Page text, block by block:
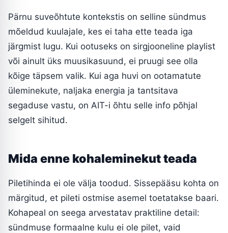
Pärnu suveõhtute kontekstis on selline sündmus
mõeldud kuulajale, kes ei taha ette teada iga
järgmist lugu. Kui ootuseks on sirgjooneline playlist
või ainult üks muusikasuund, ei pruugi see olla
kõige täpsem valik. Kui aga huvi on ootamatute
üleminekute, naljaka energia ja tantsitava
segaduse vastu, on AIT-i õhtu selle info põhjal
selgelt sihitud.
Mida enne kohaleminekut teada
Piletihinda ei ole välja toodud. Sissepääsu kohta on
märgitud, et pileti ostmise asemel toetatakse baari.
Kohapeal on seega arvestatav praktiline detail:
sündmuse formaalne kulu ei ole pilet, vaid